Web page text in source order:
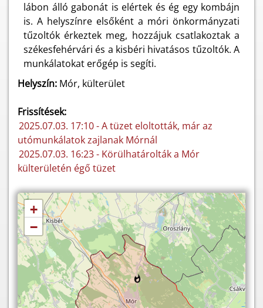
lábon álló gabonát is elértek és ég egy kombájn
is. A helyszínre elsőként a móri önkormányzati
tűzoltók érkeztek meg, hozzájuk csatlakoztak a
székesfehérvári és a kisbéri hivatásos tűzoltók. A
munkálatokat erőgép is segíti.
Helyszín: Mór, külterület
Frissítések:
2025.07.03. 17:10 - A tüzet eloltották, már az
utómunkálatok zajlanak Mórnál
2025.07.03. 16:23 - Körülhatárolták a Mór
külterületén égő tüzet
+
−